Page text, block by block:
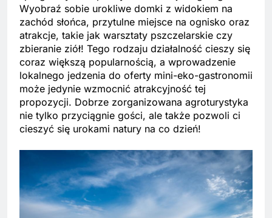
Wyobraź sobie urokliwe domki z widokiem na
zachód słońca, przytulne miejsce na ognisko oraz
atrakcje, takie jak warsztaty pszczelarskie czy
zbieranie ziół! Tego rodzaju działalność cieszy się
coraz większą popularnością, a wprowadzenie
lokalnego jedzenia do oferty mini-eko-gastronomii
może jedynie wzmocnić atrakcyjność tej
propozycji. Dobrze zorganizowana agroturystyka
nie tylko przyciągnie gości, ale także pozwoli ci
cieszyć się urokami natury na co dzień!